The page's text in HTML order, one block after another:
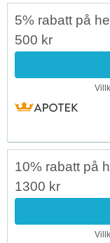
5% rabatt på
500 kr
10% rabatt på
1300 kr